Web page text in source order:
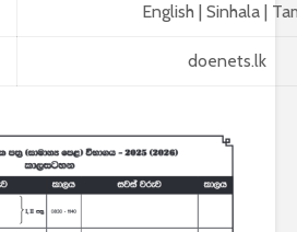
English | Sinhala|
doenets.lk
පොහොය නිවාඩු දින
දර්ශනය (2026)
ශ්‍රේණිය සඳහා ළමයින්
චක්‍රලේඛය